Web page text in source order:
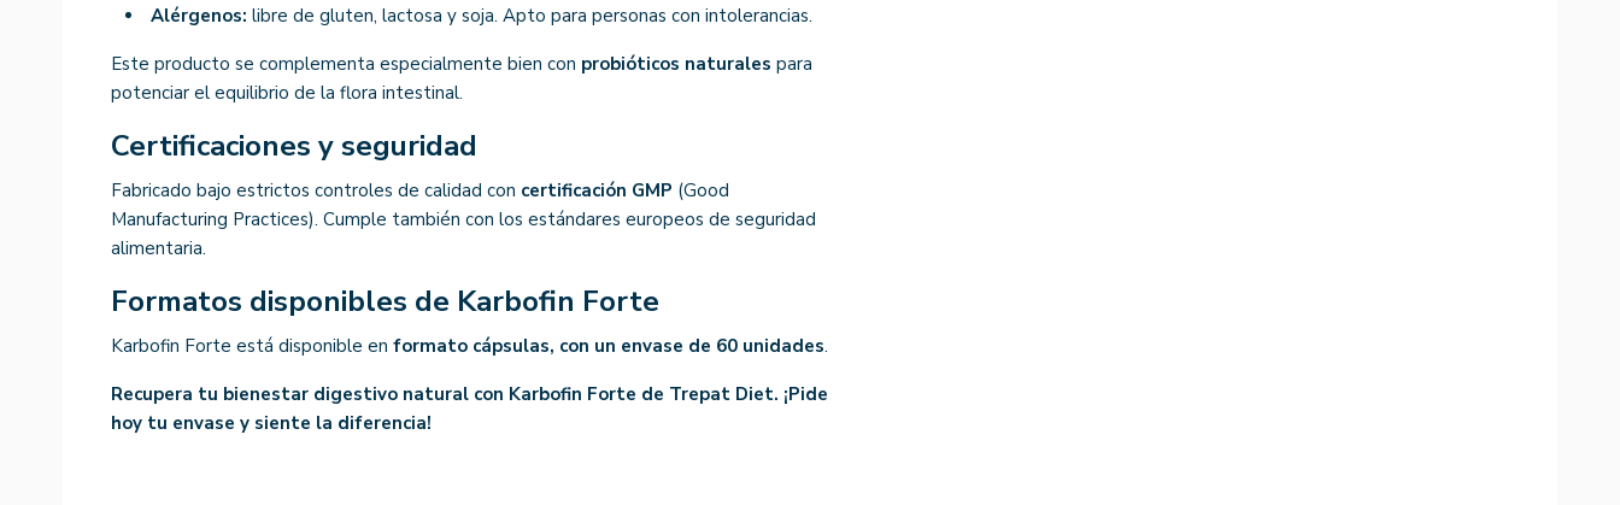
Alérgenos: libre de gluten, lactosa y soja. Apto para personas con intolerancias.
Este producto se complementa especialmente bien con probióticos naturales para
potenciar el equilibrio de la flora intestinal.
Certificaciones y seguridad
Fabricado bajo estrictos controles de calidad con certificación GMP (Good
Manufacturing Practices). Cumple también con los estándares europeos de seguridad
alimentaria.
Formatos disponibles de Karbofin Forte
Karbofin Forte está disponible en formato cápsulas, con un envase de 60 unidades.
Recupera tu bienestar digestivo natural con Karbofin Forte de Trepat Diet. ¡Pide
hoy tu envase y siente la diferencia!